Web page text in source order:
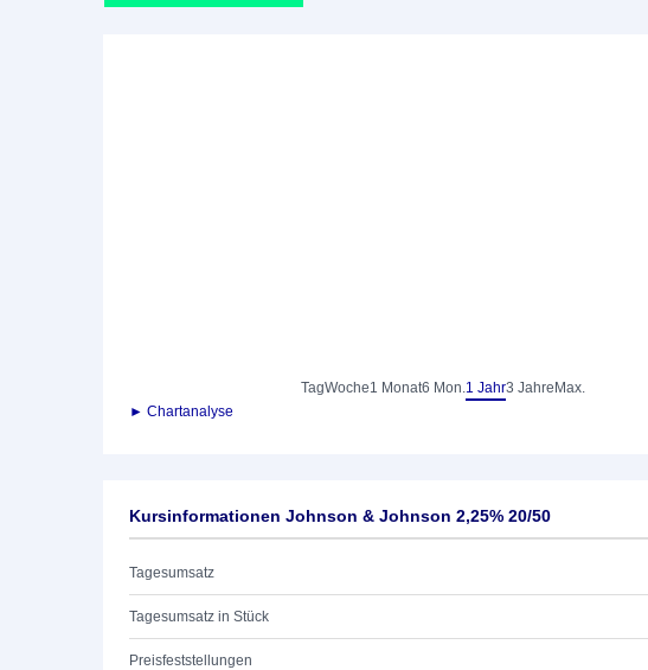
TagWoche1 Monat6 Mon.1 Jahr3 Jahre Max.
► Chartanalyse
Kursinformationen Johnson & Johnson 2,25% 20/50
Tagesumsatz
Tagesumsatz in Stück
Preisfeststellungen